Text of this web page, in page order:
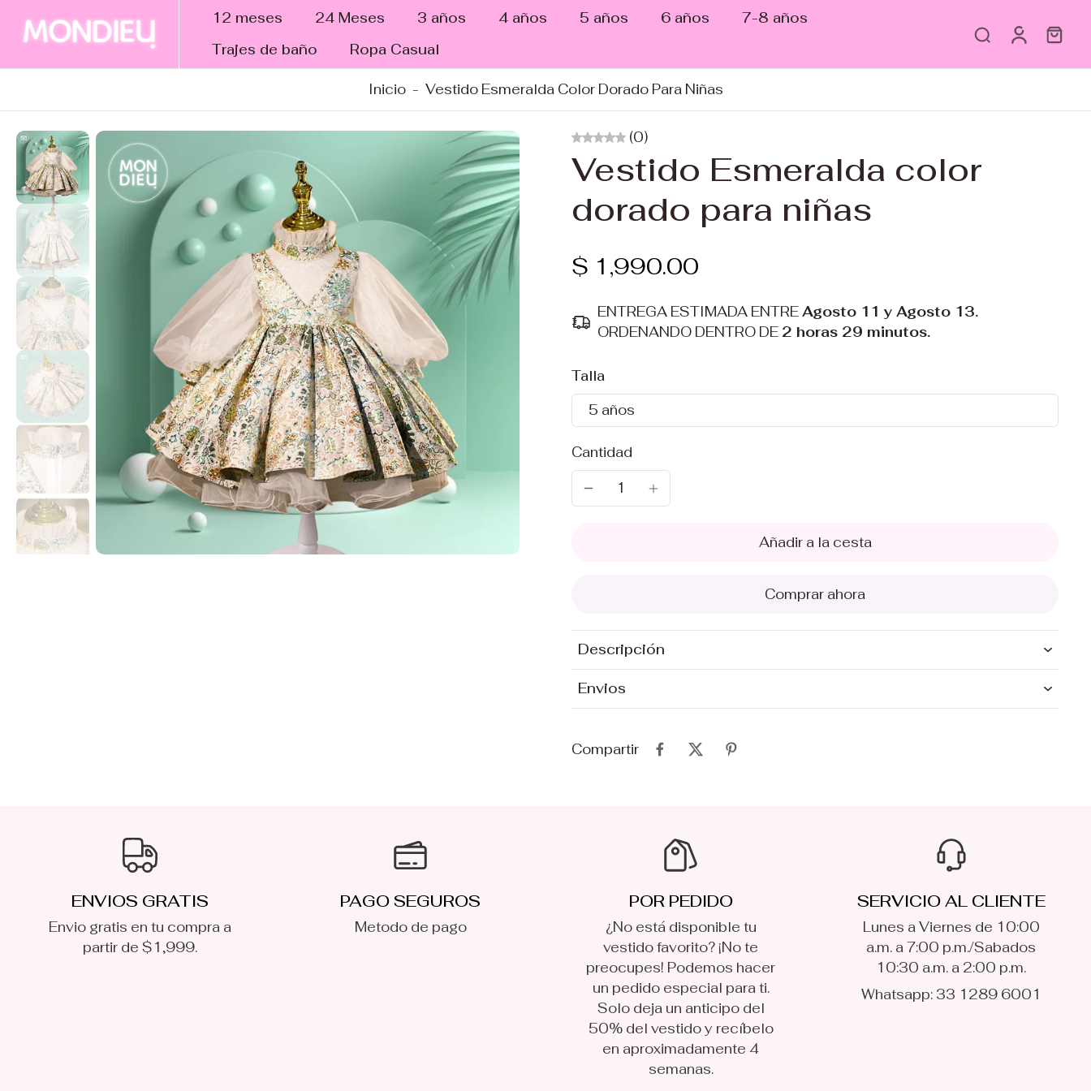
12 meses 24 Meses 3 años 4 años 5 años 6 años
7-8 años
Trajes de baño
Ropa Casual
Inicio - Vestido Esmeralda Color Dorado Para Niñas
a
(0)
Vestido Esmeralda color
dorado para niñas
$ 1,990.00
ENTREGA ESTIMADA ENTREAgosto 11 y Agosto 13.
ORDENANDO DENTRO DE 2 horas 29 minutos.
Talla
5 años
Cantidad
Añadir a la cesta
Comprar ahora
Descripción
Envios
Compartir
ENVIOS GRATIS
Envio gratis en tu compra a
partir de $1,999.
PAGO SEGUROS
Metodo de pago
POR PEDIDO
¿No está disponible tu
vestido favorito? ¡No te
preocupes! Podemos hacer
un pedido especial para ti.
Solo deja un anticipo del
50% del vestido y recíbelo
en aproximadamente 4
semanas.
SERVICIO AL CLIENTE
Lunes a Viernes de 10:00
a.m. a 7:00 p.m./Sabados
10:30 a.m. a 2:00 p.m.
Whatsapp: 33 1289 6001